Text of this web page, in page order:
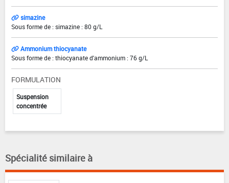
simazine
Sous forme de : simazine : 80 g/L
Ammonium thiocyanate
Sous forme de : thiocyanate d'ammonium : 76 g/L
FORMULATION
Suspension
concentrée
Spécialité similaire à